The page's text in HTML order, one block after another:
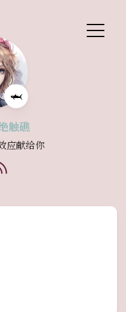
🦈
触礁
应献给你